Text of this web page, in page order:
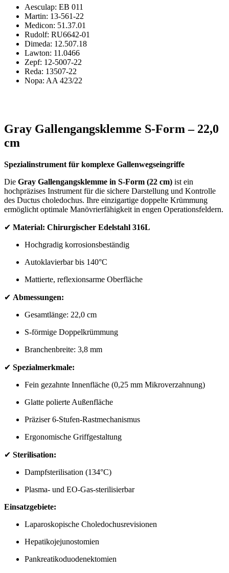
Aesculap: EB 011
Martin: 13-561-22
Medicon: 51.37.01
Rudolf: RU6642-01
Dimeda: 12.507.18
Lawton: 11.0466
Zepf: 12-5007-22
Reda: 13507-22
Nopa: AA 423/22
Gray Gallengangsklemme S-Form – 22,0
cm
Spezialinstrument für komplexe Gallenwegseingriffe
Die Gray Gallengangsklemme in S-Form (22 cm) ist ein
hochpräzises Instrument für die sichere Darstellung und Kontrolle
des Ductus choledochus. Ihre einzigartige doppelte Krümmung
ermöglicht optimale Manövrierfähigkeit in engen Operationsfeldern.
✔ Material: Chirurgischer Edelstahl 316L
Hochgradig korrosionsbeständig
Autoklavierbar bis 140°C
Mattierte, reflexionsarme Oberfläche
✔ Abmessungen:
Gesamtlänge: 22,0 cm
S-förmige Doppelkrümmung
Branchenbreite: 3,8 mm
✔ Spezialmerkmale:
Fein gezahnte Innenfläche (0,25 mm Mikroverzahnung)
Glatte polierte Außenfläche
Präziser 6-Stufen-Rastmechanismus
Ergonomische Griffgestaltung
✔ Sterilisation:
Dampfsterilisation (134°C)
Plasma- und EO-Gas-sterilisierbar
Einsatzgebiete:
Laparoskopische Choledochusrevisionen
Hepatikojejunostomien
Pankreatikoduodenektomien